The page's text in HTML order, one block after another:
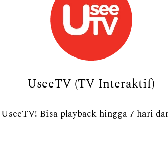
UseeTV (TV Interaktif)
Bisa playback hingga 7 hari